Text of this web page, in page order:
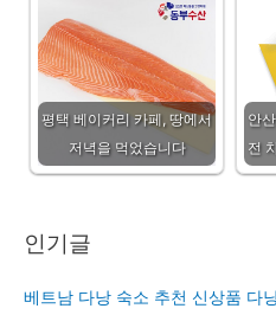
평택 베이커리 카페, 땅에서
저녁을 먹었습니다
안
전
인기글
베트남 다낭 숙소 추천 신상품 다